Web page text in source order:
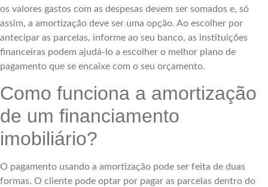
os valores gastos com as despesas devem ser somados e, só
assim, a amortização deve ser uma opção. Ao escolher por
antecipar as parcelas, informe ao seu banco, as instituições
financeiras podem ajudá-lo a escolher o melhor plano de
pagamento que se encaixe com o seu orçamento.
Como funciona a amortização
de um financiamento
imobiliário?
O pagamento usando a amortização pode ser feita de duas
formas. O cliente pode optar por pagar as parcelas dentro do